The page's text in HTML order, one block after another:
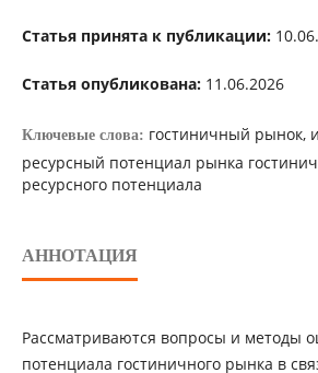
Статья принята к публикации:
Статья опубликована:11.06.2026
Ключевые слова: гостиничный рынок,
ресурсный потенциал рынка
ресурсного потенциала
АННОТАЦИЯ
Рассматриваются вопросы и методы
потенциала гостиничного рынка в